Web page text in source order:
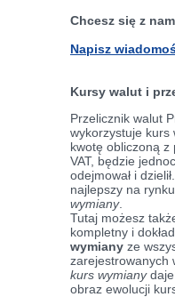
Chcesz się z
Napisz
Kursy walut i
Przelicznik walut
wykorzystuje kurs
kwotę obliczoną z
VAT, będzie
odejmował i
najlepszy na rynku
wymiany.
Tutaj możesz
kompletny i
wymiany ze
zarejestrowanych
kurs wymianydaje
obraz ewolucji